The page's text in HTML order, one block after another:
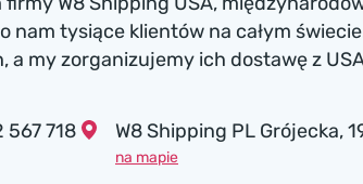
nam tysiące klientów na całym
my zorganizujemy ich dostawę z
567 718 W8 Shipping PL Grójecka ,
na mapie